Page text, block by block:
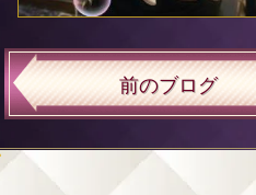
前のブログ